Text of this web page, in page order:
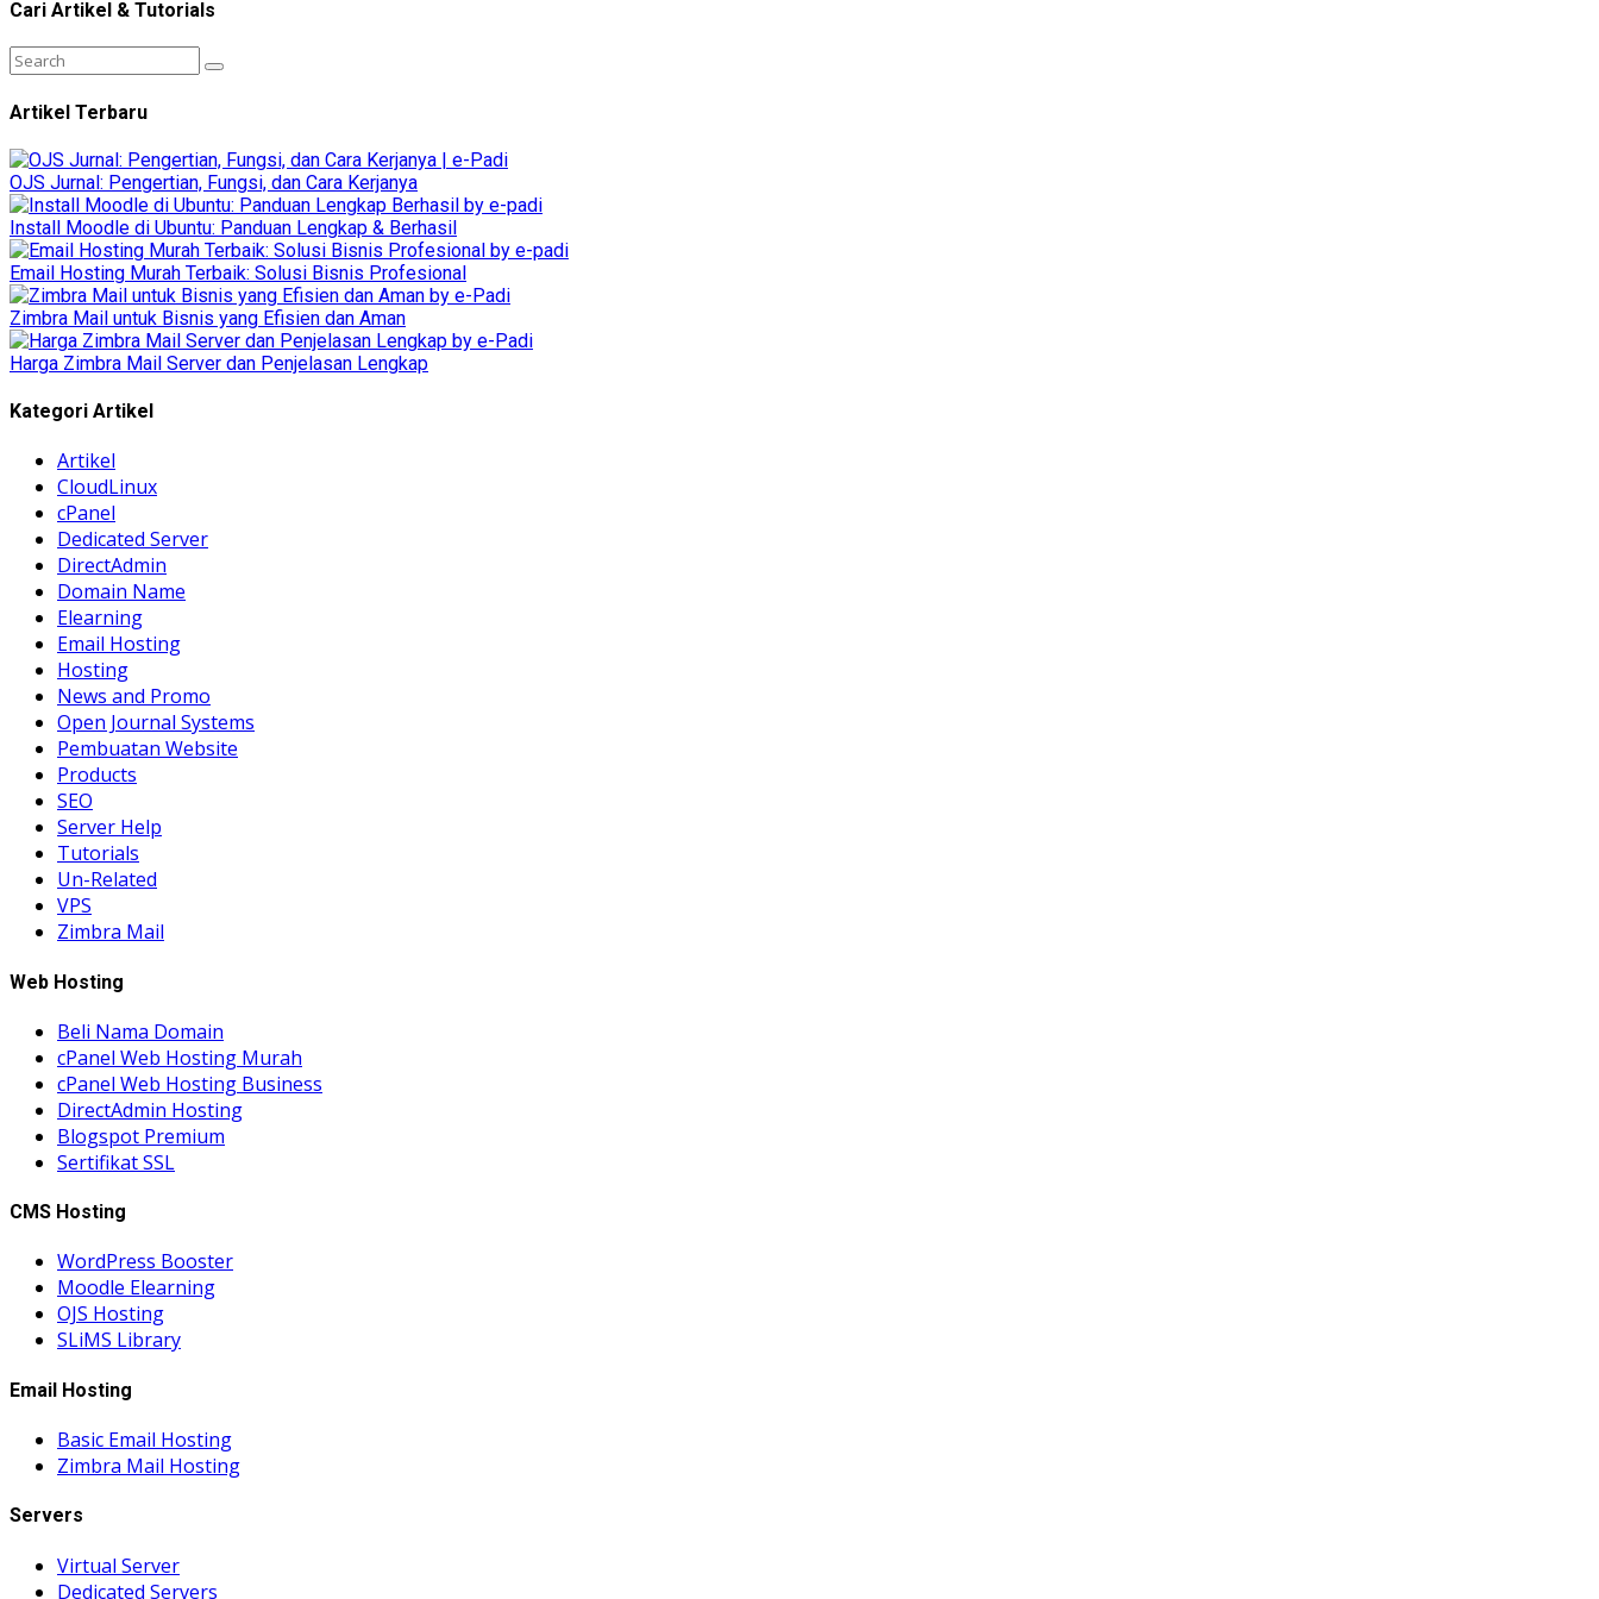
Cari Artikel & Tutorials
Artikel Terbaru
OJS Jurnal: Pengertian, Fungsi, dan Cara Kerjanya
Install Moodle di Ubuntu: Panduan Lengkap & Berhasil
Email Hosting Murah Terbaik: Solusi Bisnis Profesional
Zimbra Mail untuk Bisnis yang Efisien dan Aman
Harga Zimbra Mail Server dan Penjelasan Lengkap
Kategori Artikel
Artikel
CloudLinux
cPanel
Dedicated Server
DirectAdmin
Domain Name
Elearning
Email Hosting
Hosting
News and Promo
Open Journal Systems
Pembuatan Website
Products
SEO
Server Help
Tutorials
Un-Related
VPS
Zimbra Mail
Web Hosting
Beli Nama Domain
cPanel Web Hosting Murah
cPanel Web Hosting Business
DirectAdmin Hosting
Blogspot Premium
Sertifikat SSL
CMS Hosting
WordPress Booster
Moodle Elearning
OJS Hosting
SLiMS Library
Email Hosting
Basic Email Hosting
Zimbra Mail Hosting
Servers
Virtual Server
Dedicated Servers